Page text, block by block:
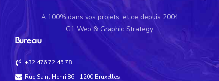
A 100% dans vos projets, et ce depuis 2004
G1 Web & Graphic Strategy
Bureau
+32 476 72 45 78
Rue Saint Henri 86 - 1200 Bruxelles